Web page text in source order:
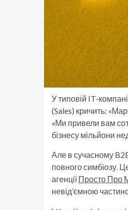
У типовій IT-
(Sales) кричить:
«Ми привели вам
бізнесу мільйони
Але в сучасному
повного симбіозу.
агенціїПросто Про
невід’ємною